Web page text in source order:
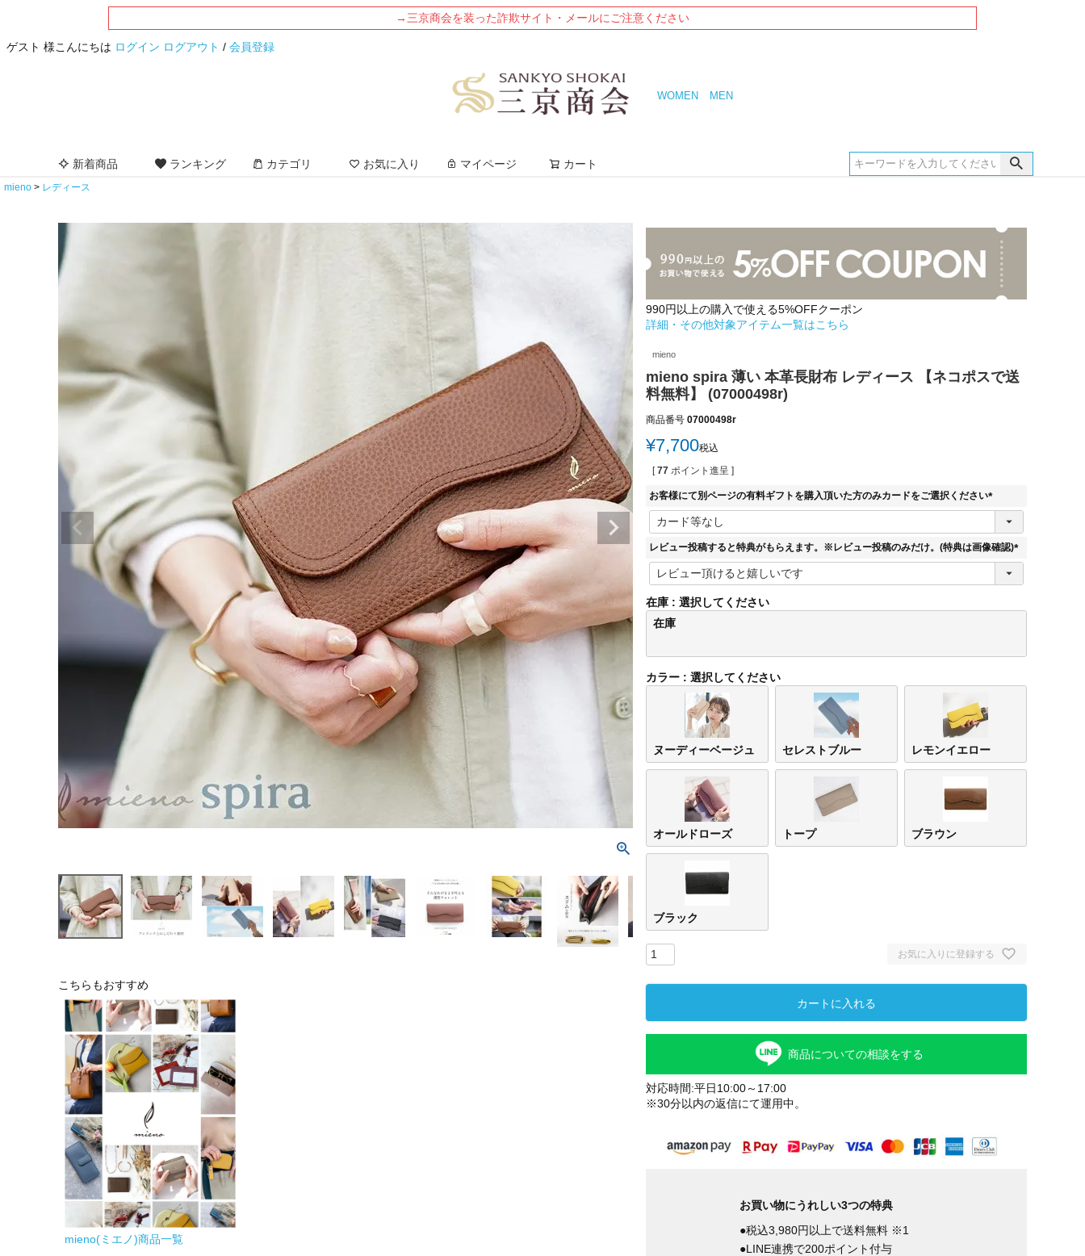
→三京商会を装った詐欺サイト・メールにご注意ください
ゲスト 様こんにちは ログイン ログアウト / 会員登録
WOMEN MEN
新着商品 ランキング カテゴリ お気に入り マイページ カート
mieno レディース
こちらもおすすめ
mieno(ミエノ)商品一覧
990円以上の購入で使える5%OFFクーポン
詳細・その他対象アイテム一覧はこちら
mieno
mieno spira 薄い 本革長財布 レディース 【ネコポスで送
料無料】 (07000498r)
商品番号 07000498r
¥7,700税込
[ 77 ポイント進呈 ]
お客様にて別ページの有料ギフトを購入頂いた方のみカードをご選択ください
(
須
レビュー投稿すると特典がもらえます。※レビュー投稿のみだけ。(特典は画像確認)
(
)
在庫
選択してください
在庫
カラー 選択してください
ヌーディーベージュ セレストブルー レモンイエロー
オールドローズ トープ ブラウン
ブラック
お気に入りに登録する
カートに入れる
商品についての相談をする
対応時間:平日10:00～17:00
※30分以内の返信にて運用中。
お買い物にうれしい3つの特典
●税込3,980円以上で送料無料 ※1
●LINE連携で200ポイント付与